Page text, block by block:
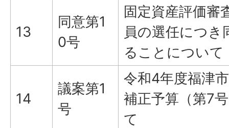
13
同意第1
0号
固定資産評価審
員の選任につき
ることについて
14
議案第1
号
令和4年度福津
補正予算（第7
て